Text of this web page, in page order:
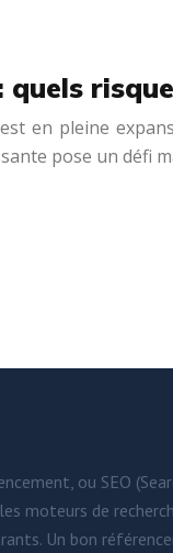
en pleine
pose un défi
ou SEO
moteurs de
Un bon